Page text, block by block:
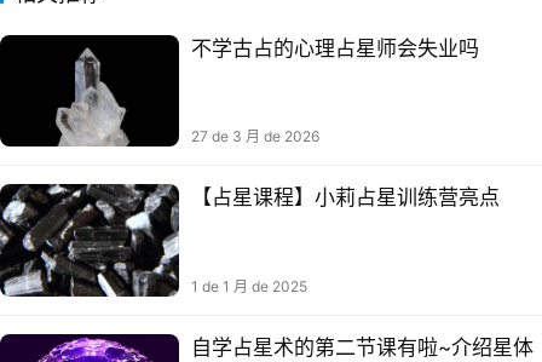
不学古占的心理占星师会失业吗
27 de 3 月 de 2026
【占星课程】小莉占星训练营亮点
1 de 1 月 de 2025
自学占星术的第二节课有啦~介绍星体